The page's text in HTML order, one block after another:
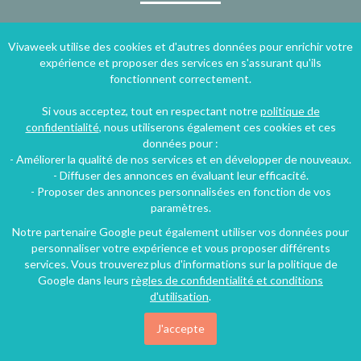
Je m'inscris
Vivaweek utilise des cookies et d'autres données pour enrichir votre
expérience et proposer des services en s'assurant qu'ils
fonctionnent correctement.
Si vous acceptez, tout en respectant notrepolitique de
confidentialité, nous utiliserons également ces cookies et ces
données pour :
- Améliorer la qualité de nos services et en développer de nouveaux.
- Diffuser des annonces en évaluant leur efficacité.
- Proposer des annonces personnalisées en fonction de vos
paramètres.
Notre partenaire Google peut également utiliser vos données pour
personnaliser votre expérience et vous proposer différents
services. Vous trouverez plus d'informations sur la politique de
Google dans leurs règles de confidentialité et conditions
d'utilisation.
J'accepte